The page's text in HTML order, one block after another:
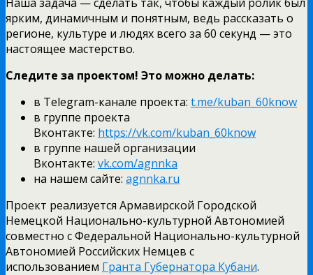
ярким, динамичным и понятным, ведь рассказать о
регионе, культуре и людях всего за 60 секунд — это
настоящее мастерство.
Следите за проектом! Это можно делать:
в Telegram-канале проекта: t.me/kuban_60know
в группе проекта
Вконтакте: https://vk.com/kuban_60know
в группе нашей организации
Вконтакте: vk.com/agnnka
на нашем сайте: agnnka.ru
Проект реализуется Армавирской Городской
Немецкой Национально-культурной Автономией
совместно с Федеральной Национально-культурной
Автономией Российских Немцев с
использованием Гранта Губернатора Кубани.